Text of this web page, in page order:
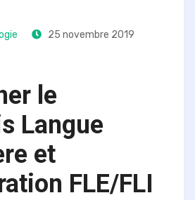
25 novembre 2019
le
Langue
et
FLE/FLI